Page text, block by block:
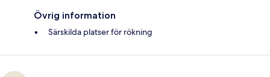
Övrig information
Särskilda platser för rökning